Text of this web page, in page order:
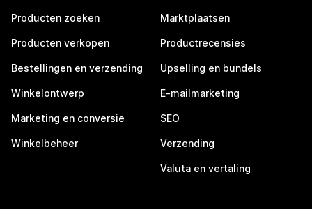
Producten zoeken
Producten verkopen
Bestellingen en verzending
Winkelontwerp
Marketing en conversie
Winkelbeheer
Marktplaatsen
Productrecensies
Upselling en bundels
E-mailmarketing
SEO
Verzending
Valuta en vertaling